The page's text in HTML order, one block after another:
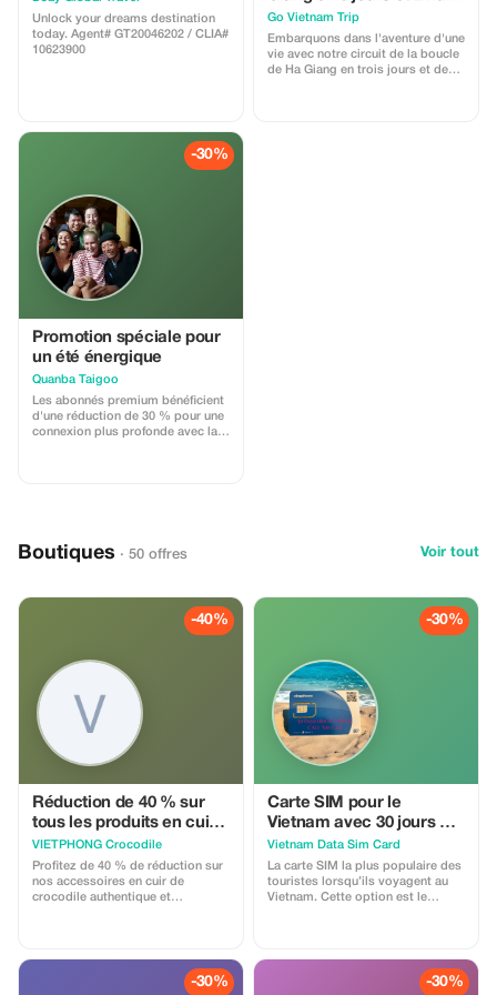
pas où aller ce soir, Myths est là.
Unlock your dreams destination
today. Agent# GT20046202 / CLIA#
10623900
| Autocar Easy Rider avec
cabine VIP
Go Vietnam Trip
Embarquons dans l'aventure d'une
vie avec notre circuit de la boucle
de Ha Giang en trois jours et deux
-30%
Promotion spéciale pour
un été énergique
Quanba Taigoo
Les abonnés premium bénéficient
d'une réduction de 30 % pour une
connexion plus profonde avec la
Boutiques · 50 offres Voir tout
-40%
Réduction de 40 % sur
tous les produits en cuir
de crocodile
VIETPHONG Crocodile
Profitez de 40 % de réduction sur
nos accessoires en cuir de
crocodile authentique et
-30%
Carte SIM pour le
Vietnam avec 30 jours et
180 Go de données et
d'appels
Vietnam Data Sim Card
La carte SIM la plus populaire des
touristes lorsqu’ils voyagent au
Vietnam. Cette option est le
également être prolongée si vous
restez plus d’un mois ici. Nous
tenons simplement à informer que
-30% -30%